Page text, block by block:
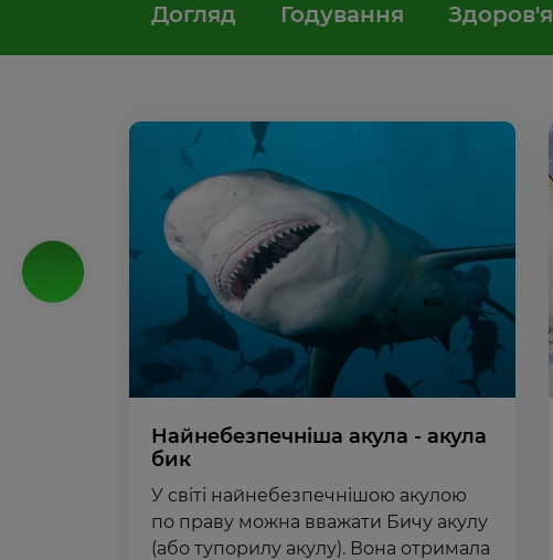
Догляд Годування Здоров'я
Найнебезпечніша акула - акула
бик
У світі найнебезпечнішою акулою
по праву можна вважати Бичу акулу
(або тупорилу акулу). Вона отримала